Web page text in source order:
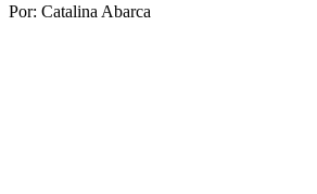
Por: Catalina Abarca